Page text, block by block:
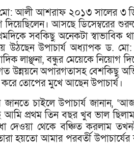
আলী আশরাফ ২০১৩ সালের ৩
দিয়েছিলেন। আসছে ডিসেম্বরের
সবকিছু অনেকটা
উঠছেন উপাচার্য অধ্যাপক ড.
লাঞ্ছনা, বন্ধুর মেয়েকে নিয়োগ
উন্নয়নে অপারগতাসহ বেশকিছু
তোপের মুখে আছেন উপাচার্য।
চাইলে উপাচার্য জানান,
আমি প্রথম তিন বছর খুব ভাল
দেওয়া থেকে বঞ্চিত করলাম
হয়তো আমার পরবর্তী উপাচার্যের